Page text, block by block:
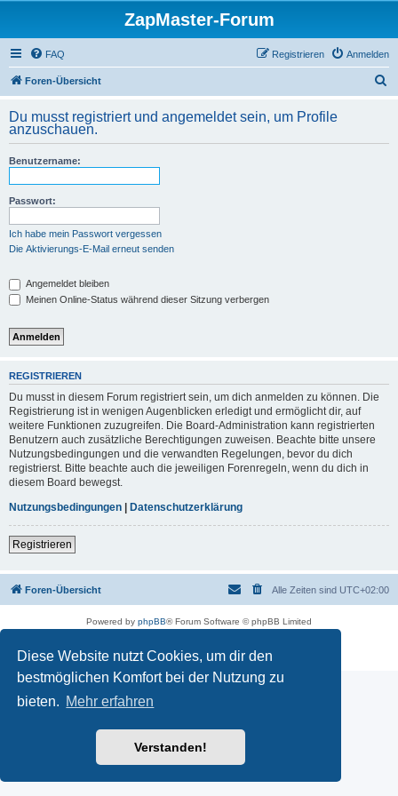
Diese Website nutzt Cookies, um dir den
bestmöglichen Komfort bei der Nutzung zu
bieten. Mehr erfahren
Verstanden!
ZapMaster-Forum
FAQ Anmelden
Registrieren
Foren-Übersicht
h
Du musst registriert und angemeldet sein, um Profile
anzuschauen.
Benutzername:
Passwort:
Ich habe mein Passwort vergessen
Die Aktivierungs-E-Mail erneut senden
Angemeldet bleiben
Meinen Online-Status während dieser Sitzung verbergen
REGISTRIEREN
Du musst in diesem Forum registriert sein, um dich anmelden zu können. Die
Registrierung ist in wenigen Augenblicken erledigt und ermöglicht dir, auf
weitere Funktionen zuzugreifen. Die Board-Administration kann registrierten
Benutzern auch zusätzliche Berechtigungen zuweisen. Beachte bitte unsere
Nutzungsbedingungen und die verwandten Regelungen, bevor du dich
registrierst. Bitte beachte auch die jeweiligen Forenregeln, wenn du dich in
diesem Board bewegst.
Nutzungsbedingungen | Datenschutzerklärung
Registrieren
Foren-Übersicht Alle Zeiten sind UTC+02:00
Powered by phpBB® Forum Software © phpBB Limited
Datenschutz|Nutzungsbedingungen